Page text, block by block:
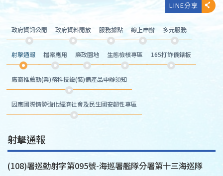
LINE分享
政府資訊公開 政府資料開放 服務據點 線上申辦 多元服務
射擊通報 檔案應用 廉政園地 生態檢核專區 165打詐儀錶板
廠商推薦勤(業)務科技設(裝)備產品申辦須知
因應國際情勢強化經濟社會及民生國安韌性專區
射擊通報
(108)署巡勤射字第095號-海巡署艦隊分署第十三海巡隊